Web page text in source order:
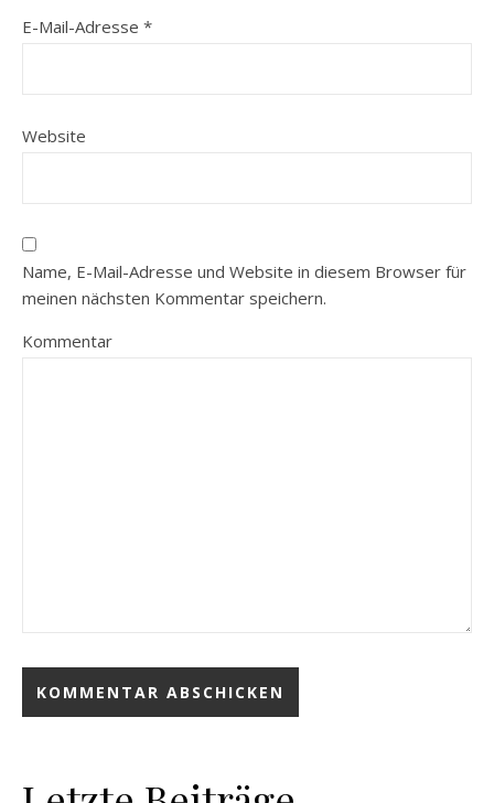
E-Mail-Adresse *
Website
Name, E-Mail-Adresse und Website in diesem Browser für
meinen nächsten Kommentar speichern.
Kommentar